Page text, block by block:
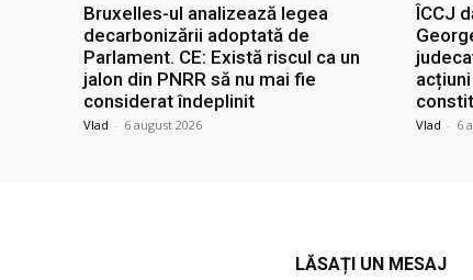
Bruxelles-ul analizează legea
decarbonizării adoptată de
Parlament. CE: Există riscul ca un
jalon din PNRR să nu mai fie
considerat îndeplinit
Vlad - 6 august 2026
ÎCCJ
Vlad - 6
LĂSAȚI UN MESAJ